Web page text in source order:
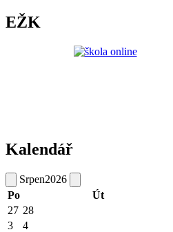
EŽK
Kalendář
Srpen2026
Po
Út
27 28
3
4